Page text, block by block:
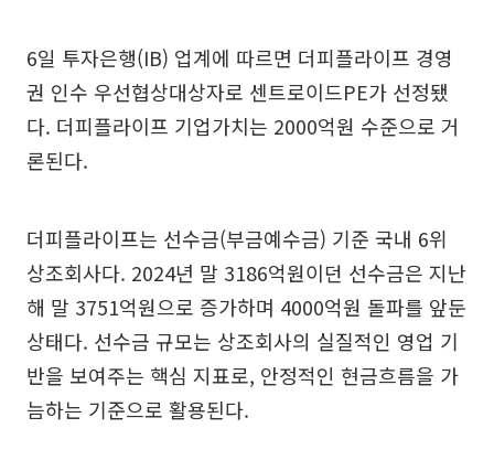
6일 투자은행(IB) 업계에 따르면 더피플라이프 경영
권 인수 우선협상대상자로 센트로이드PE가 선정됐
다. 더피플라이프 기업가치는 2000억원 수준으로 거
론된다.
더피플라이프는 선수금(부금예수금) 기준 국내 6위
상조회사다. 2024년 말 3186억원이던 선수금은 지난
해 말 3751억원으로 증가하며 4000억원 돌파를 앞둔
상태다. 선수금 규모는 상조회사의 실질적인 영업 기
반을 보여주는 핵심 지표로, 안정적인 현금흐름을 가
늠하는 기준으로 활용된다.